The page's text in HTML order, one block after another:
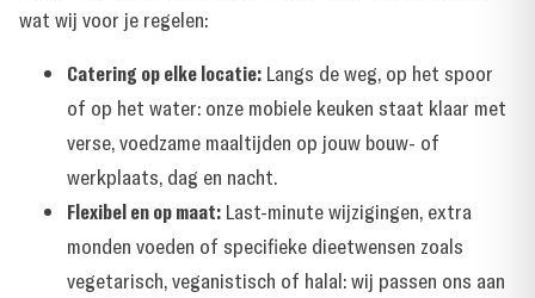
wat wij voor je regelen:
Catering op elke locatie: Langs de weg, op het spoor
of op het water: onze mobiele keuken staat klaar met
verse, voedzame maaltijden op jouw bouw- of
werkplaats, dag en nacht.
Flexibel en op maat: Last-minute wijzigingen, extra
monden voeden of specifieke dieetwensen zoals
vegetarisch, veganistisch of halal: wij passen ons aan